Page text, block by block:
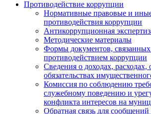
Противодействие коррупции
Нормативные правовые и
противодействия коррупции
Антикоррупционная
Методические материалы
Формы документов,
противодействием коррупции
Сведения о доходах,
обязательствах
Комиссия по соблюдению
служебному поведению и
конфликта интересов на
Обратная связь для сообщений